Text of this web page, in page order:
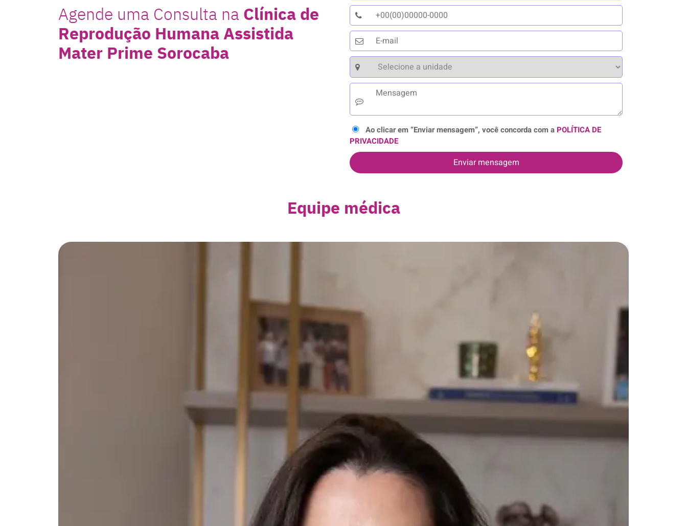
Agende uma Consulta na Clínica de
Reprodução Humana Assistida
Mater Prime Sorocaba
Ao clicar em “Enviar mensagem”, você concorda com a POLÍTICA DE
PRIVACIDADE
Equipe médica